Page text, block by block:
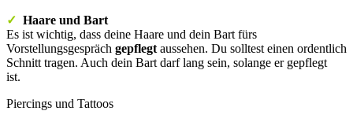
✓ Haare und Bart
Es ist wichtig, dass deine Haare und dein Bart fürs
Vorstellungsgespräch gepflegt aussehen. Du solltest einen ordentlich
Schnitt tragen. Auch dein Bart darf lang sein, solange er gepflegt
ist.
Piercings und Tattoos